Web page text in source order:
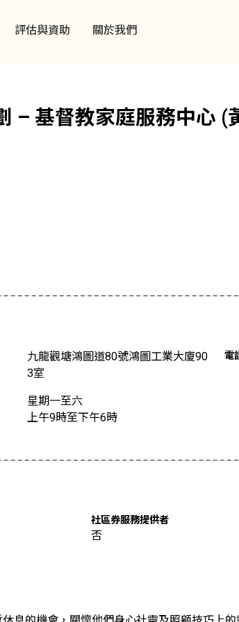
評估與資助 關於我們
– 基督教家庭服務中心 (
九龍觀塘鴻圖道80號鴻圖工業大廈90
3室
電
星期一至六
上午9時至下午6時
社區券服務提供者
否